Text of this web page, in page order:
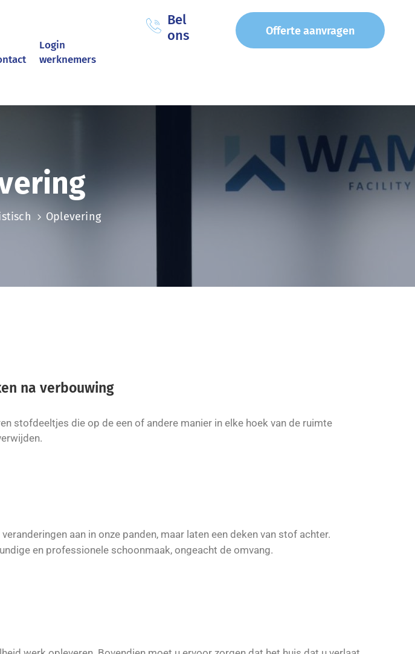
Login
werknemers
Bel
ons
Offerte aanvragen
Oplevering
na verbouwing
stofdeeltjes die op de een of andere manier in elke hoek van de ruimte
aan in onze panden, maar laten een deken van stof achter.
en professionele schoonmaak, ongeacht de omvang.